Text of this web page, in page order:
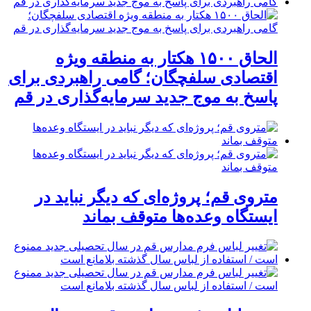
الحاق ۱۵۰۰ هکتار به منطقه ویژه
اقتصادی سلفچگان؛ گامی راهبردی برای
پاسخ به موج جدید سرمایه‌گذاری در قم
متروی قم؛ پروژه‌ای که دیگر نباید در
ایستگاه وعده‌ها متوقف بماند